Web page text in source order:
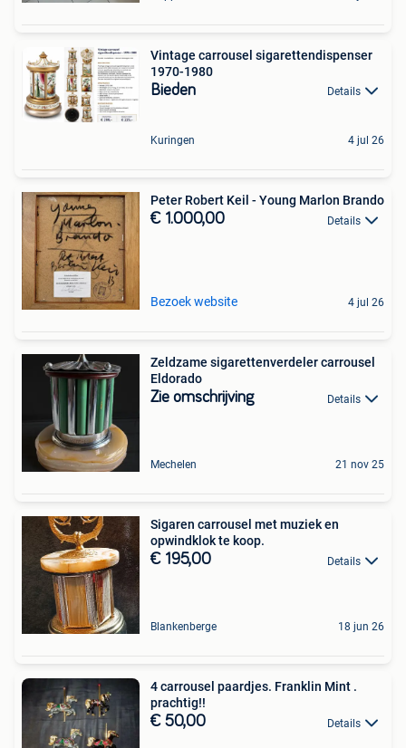
Vintage carrousel sigarettendispenser
1970-1980
Bieden Details
Kuringen 4 jul 26
Peter Robert Keil - Young Marlon Brando
€ 1.000,00 Details
Bezoek website 4 jul 26
Zeldzame sigarettenverdeler carrousel
Eldorado
Zie omschrijving Details
Mechelen 21 nov 25
Sigaren carrousel met muziek en
opwindklok te koop.
€ 195,00 Details
Blankenberge 18 jun 26
4 carrousel paardjes. Franklin Mint .
prachtig!!
€ 50,00 Details